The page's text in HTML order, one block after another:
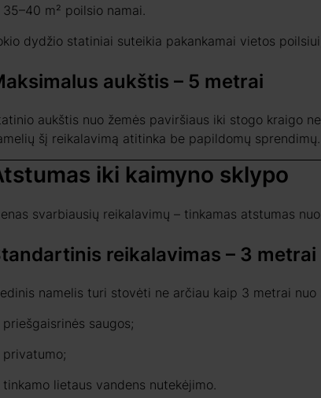
35–40 m² poilsio namai.
dydžio statiniai suteikia pakankamai vietos
aukštis – 5 metrai
aukštis nuo žemės paviršiaus iki stogo kraigo
šį reikalavimą atitinka be papildomų sprendimų.
iki kaimyno sklypo
svarbiausių reikalavimų – tinkamas atstumas
reikalavimas – 3 metrai
namelis turi stovėti ne arčiau kaip 3 metrai
priešgaisrinės saugos;
privatumo;
tinkamo lietaus vandens nutekėjimo.